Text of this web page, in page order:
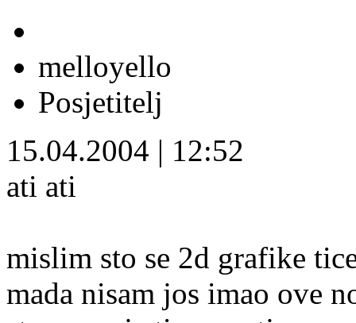
melloyello
Posjetitelj
15.04.2004 | 12:52
ati ati
mislim sto se 2d grafike
mada nisam jos imao ove